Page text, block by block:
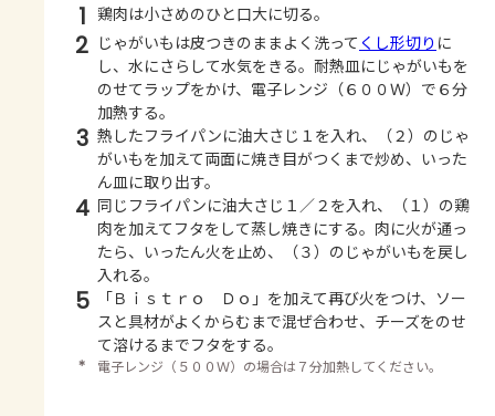
1 鶏肉は小さめのひと口大に切る。
2 じゃがいもは皮つきのままよく洗って くし形切り に
し、水にさらして水気をきる。耐熱皿にじゃがいもを
のせてラップをかけ、電子レンジ（６００Ｗ）で６分
加熱する。
3 熱したフライパンに油大さじ１を入れ、（２）のじゃ
がいもを加えて両面に焼き目がつくまで炒め、いった
ん皿に取り出す。
4 同じフライパンに油大さじ１／２を入れ、（１）の鶏
肉を加えてフタをして蒸し焼きにする。肉に火が通っ
たら、いったん火を止め、（３）のじゃがいもを戻し
入れる。
5
「Ｂｉｓｔｒｏ Ｄｏ」を加えて再び火をつけ、ソー
スと具材がよくからむまで混ぜ合わせ、チーズをのせ
て溶けるまでフタをする。
＊ 電子レンジ（５００Ｗ）の場合は７分加熱してください。